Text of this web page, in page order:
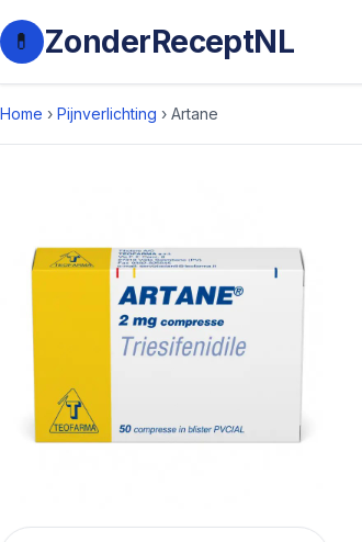
💊 ZonderReceptNL
Home › Pijnverlichting › Artane